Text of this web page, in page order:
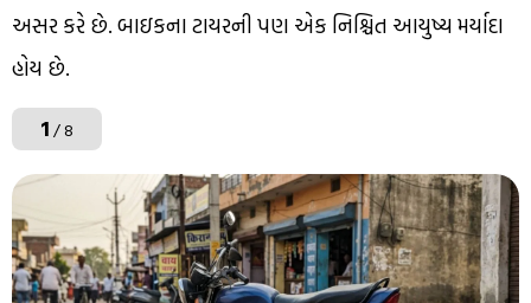
અસર કરે છે. બાઇકના ટાયરની પણ એક નિશ્ચિત આયુષ્ય મર્યાદા
હોય છે.
1/ 8